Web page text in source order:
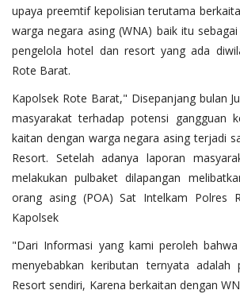
upaya preemtif kepolisian terutama
warga negara asing (WNA) baik itu
pengelola hotel dan resort yang ada
Rote Barat.
Kapolsek Rote Barat," Disepanjang bulan
masyarakat terhadap potensi gangguan
kaitan dengan warga negara asing terjadi
Resort. Setelah adanya laporan
melakukan pulbaket dilapangan
orang asing (POA) Sat Intelkam Polres
Kapolsek
"Dari Informasi yang kami peroleh
menyebabkan keributan ternyata adalah
Resort sendiri, Karena berkaitan dengan